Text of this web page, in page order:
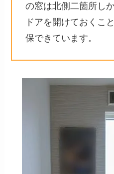
の窓は北側二箇所し
ドアを開けておくこ
保できています。